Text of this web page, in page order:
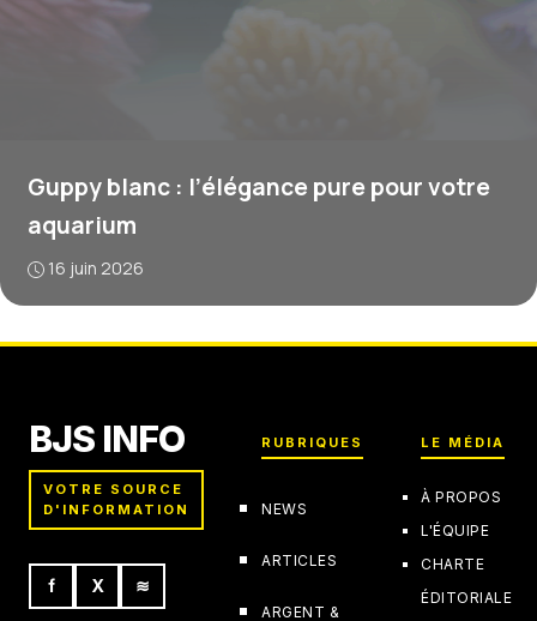
Guppy blanc : l’élégance pure pour votre
aquarium
16 juin 2026
BJS INFO
VOTRE SOURCE
D'INFORMATION
f X ≋
RUBRIQUES
NEWS
ARTICLES
ARGENT &
LE MÉDIA
À PROPOS
L'ÉQUIPE
CHARTE
ÉDITORIALE